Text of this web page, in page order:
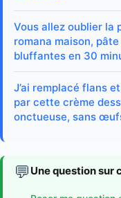
Vous allez oublier la
romana maison,
bluffantes en 30
J’ai remplacé flans
par cette crème
onctueuse, sans
💬 Une question sur